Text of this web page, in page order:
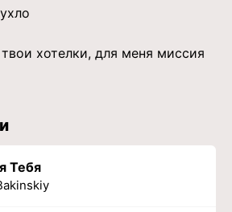
хотелки, для меня миссия
Тебя